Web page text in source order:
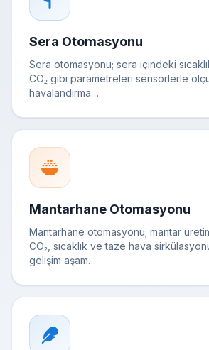
Sera Otomasyonu
Sera otomasyonu; sera içindeki
CO₂ gibi parametreleri sensörlerle
havalandırma…
Mantarhane Otomasyonu
Mantarhane otomasyonu; mantar
CO₂, sıcaklık ve taze hava
gelişim aşam…